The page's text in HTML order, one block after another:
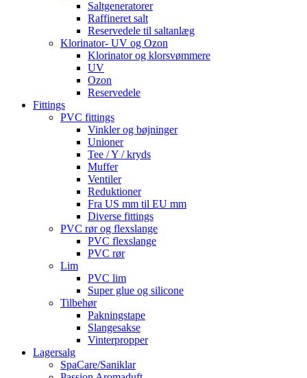
Saltgeneratorer
Raffineret salt
Reservedele til saltanlæg
Klorinator- UV og Ozon
Klorinator og klorsvømmere
UV
Ozon
Reservedele
Fittings
PVC fittings
Vinkler og bøjninger
Unioner
Tee / Y / kryds
Muffer
Ventiler
Reduktioner
Fra US mm til EU mm
Diverse fittings
PVC rør og flexslange
PVC flexslange
PVC rør
Lim
PVC lim
Super glue og silicone
Tilbehør
Pakningstape
Slangesakse
Vinterpropper
Lagersalg
SpaCare/Saniklar